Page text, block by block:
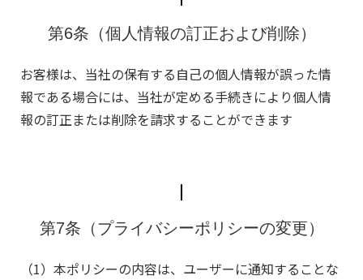
第6条（個人情報の訂正および削除）
お客様は、当社の保有する自己の個人情報が誤った情
報である場合には、当社が定める手続きにより個人情
報の訂正または削除を請求することができます
第7条（プライバシーポリシーの変更）
（1）本ポリシーの内容は、ユーザーに通知することな